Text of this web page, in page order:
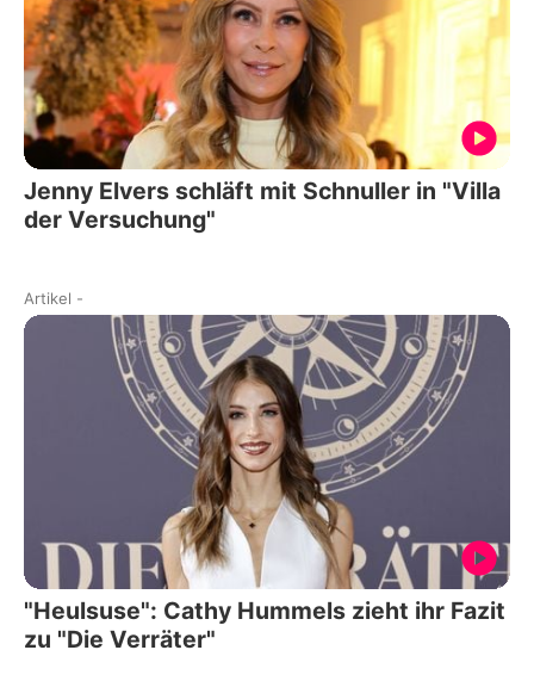
Jenny Elvers schläft mit Schnuller in "Villa
der Versuchung"
Artikel -
"Heulsuse": Cathy Hummels zieht ihr Fazit
zu "Die Verräter"